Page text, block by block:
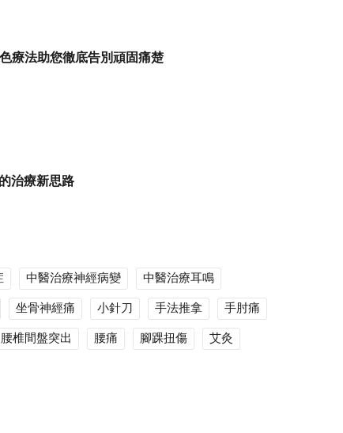
療法助您徹底告別頑固痛楚
治療新思路
中醫治療神經病變
中醫治療耳鳴
坐骨神經痛 小針刀 手法推拿
手肘痛
腰椎間盤突出 腰痛 腳踝扭傷
艾灸